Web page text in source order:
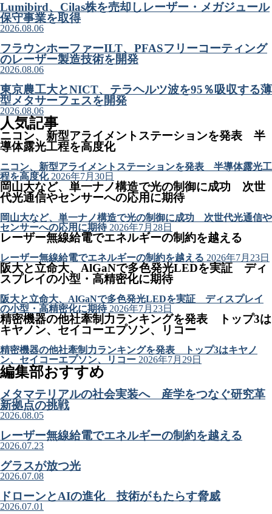
Lumibird、Cilas株を売却しレーザー・メガジュール
保守事業を取得
2026.08.06
フラウンホーファーILT、PFASフリーコーティング
のレーザー製造技術を開発
2026.08.06
東京農工大とNICT、テラヘルツ波を95％吸収する薄
型メタサーフェスを開発
2026.08.06
人気記事
ニコン、新型アライメントステーションを発表 半
導体露光工程を高度化
ニコン、新型アライメントステーションを発表 半導体露光工
程を高度化 2026年7月30日
岡山大など、単一ナノ構造で光の制御に成功 次世
代光通信やセンサーへの応用に期待
岡山大など、単一ナノ構造で光の制御に成功 次世代光通信や
センサーへの応用に期待 2026年7月28日
レーザー無線給電でエネルギーの制約を越える
レーザー無線給電でエネルギーの制約を越える 2026年7月23日
阪大と立命大、AlGaNで多色発光LEDを実証 ディ
スプレイの小型・高精密化に期待
阪大と立命大、AlGaNで多色発光LEDを実証 ディスプレイ
の小型・高精密化に期待 2026年7月23日
精密機器の他社牽制力ランキングを発表 トップ3は
キヤノン、セイコーエプソン、リコー
精密機器の他社牽制力ランキングを発表 トップ3はキヤノ
ン、セイコーエプソン、リコー 2026年7月29日
編集部おすすめ
メタマテリアルの社会実装へ 産学をつなぐ研究革
新拠点の挑戦
2026.08.05
レーザー無線給電でエネルギーの制約を越える
2026.07.23
グラスが放つ光
2026.07.08
ドローンとAIの進化 技術がもたらす脅威
2026.07.01